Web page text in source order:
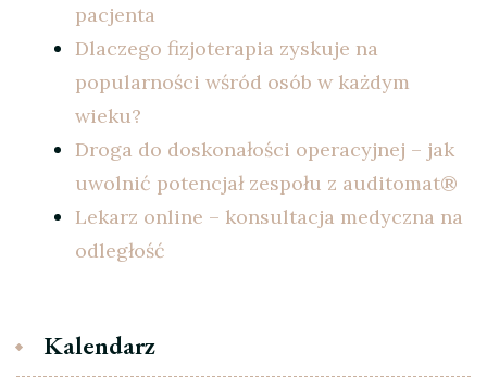
pacjenta
Dlaczego fizjoterapia zyskuje na
popularności wśród osób w każdym
wieku?
Droga do doskonałości operacyjnej – jak
uwolnić potencjał zespołu z auditomat®
Lekarz online – konsultacja medyczna na
odległość
Kalendarz